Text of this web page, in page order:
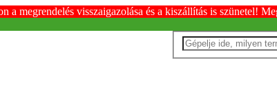
megrendelés visszaigazolása és a kiszállítás is szünetel!